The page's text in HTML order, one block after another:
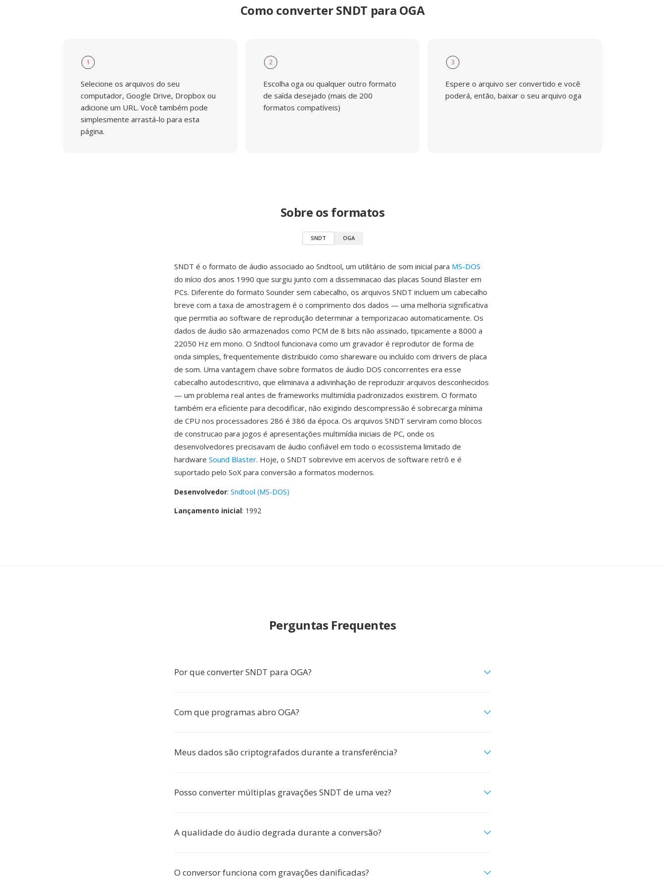
Como converter SNDT para OGA
1
Selecione os arquivos do seu
computador, Google Drive, Dropbox ou
adicione um URL. Você também pode
simplesmente arrastá-lo para esta
página.
2
Escolha oga ou qualquer outro formato
de saída desejado (mais de 200
formatos compatíveis)
3
Espere o arquivo ser convertido e você
poderá, então, baixar o seu arquivo oga
Sobre os formatos
SNDT OGA
SNDT é o formato de áudio associado ao Sndtool, um utilitário de som inicial para MS-DOS
do início dos anos 1990 que surgiu junto com a disseminacao das placas Sound Blaster em
PCs. Diferente do formato Sounder sem cabecalho, os arquivos SNDT incluem um cabecalho
breve com a taxa de amostragem é o comprimento dos dados — uma melhoria significativa
que permitia ao software de reprodução determinar a temporizacao automaticamente. Os
dados de áudio são armazenados como PCM de 8 bits não assinado, tipicamente a 8000 a
22050 Hz em mono. O Sndtool funcionava como um gravador é reprodutor de forma de
onda simples, frequentemente distribuido como shareware ou incluído com drivers de placa
de som. Uma vantagem chave sobre formatos de áudio DOS concorrentes era esse
cabecalho autodescritivo, que eliminava a adivinhação de reproduzir arquivos desconhecidos
— um problema real antes de frameworks multimídia padronizados existirem. O formato
também era eficiente para decodificar, não exigindo descompressão é sobrecarga mínima
de CPU nos processadores 286 é 386 da época. Os arquivos SNDT serviram como blocos
de construcao para jogos é apresentações multimídia iniciais de PC, onde os
desenvolvedores precisavam de áudio confiável em todo o ecossistema limitado de
hardware Sound Blaster. Hoje, o SNDT sobrevive em acervos de software retrô e é
suportado pelo SoX para conversão a formatos modernos.
Desenvolvedor: Sndtool (MS-DOS)
Lançamento inicial: 1992
Perguntas Frequentes
Por que converter SNDT para OGA?
Com que programas abro OGA?
Meus dados são criptografados durante a transferência?
Posso converter múltiplas gravações SNDT de uma vez?
A qualidade do áudio degrada durante a conversão?
O conversor funciona com gravações danificadas?